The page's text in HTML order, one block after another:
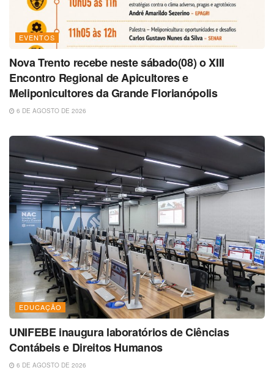
EVENTOS
Nova Trento recebe neste sábado(08) o XIII
Encontro Regional de Apicultores e
Meliponicultores da Grande Florianópolis
6 DE AGOSTO DE 2026
EDUCAÇÃO
UNIFEBE inaugura laboratórios de Ciências
Contábeis e Direitos Humanos
6 DE AGOSTO DE 2026